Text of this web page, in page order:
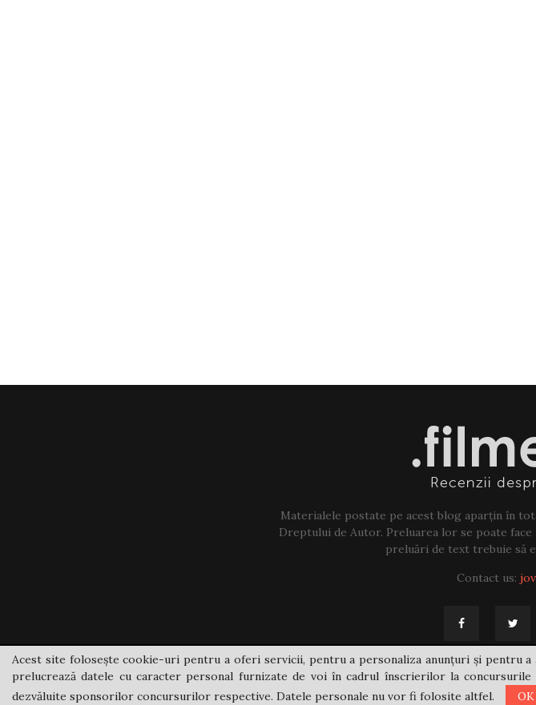
Materialele postate pe acest blog aparțin în
Dreptului de Autor. Preluarea lor se poate
preluări de text trebuie să
Contact us:
@2021 -
Acest site folosește cookie-uri pentru a oferi servicii, pentru a personaliza anunțuri și pentru
prelucrează datele cu caracter personal furnizate de voi în cadrul înscrierilor la
dezvăluite sponsorilor concursurilor respective. Datele personale nu vor fi folosite altfel.
OK